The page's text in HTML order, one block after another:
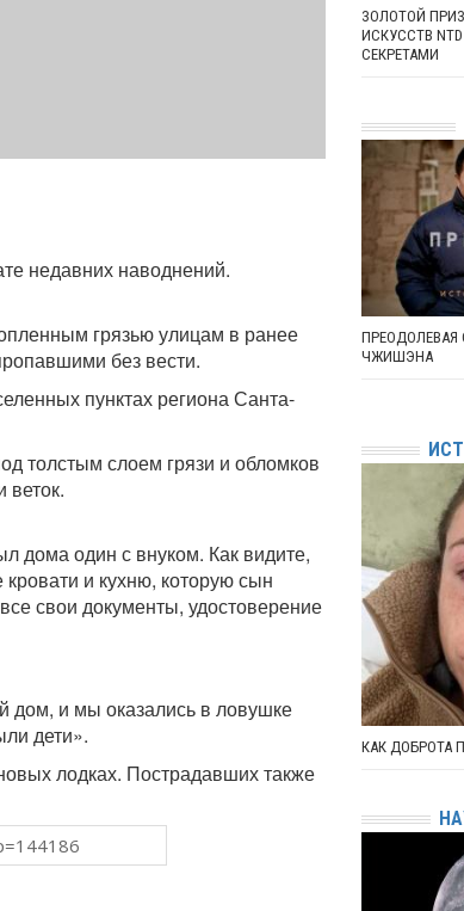
недавних наводнений.
грязью улицам в ранее
без вести.
пунктах региона Санта-
толстым слоем грязи и обломков
веток.
дома один с внуком. Как видите,
и кухню, которую сын
свои документы, удостоверение
дом, и мы оказались в ловушке
дети».
лодках. Пострадавших также
ЗОЛОТОЙ
ИСКУССТВ
СЕКРЕТАМИ
ПРЕОДОЛЕВАЯ
ЧЖИШЭНА
КАК ДОБРОТА